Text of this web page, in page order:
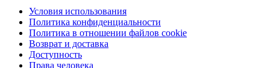
Условия использования
Политика конфиденциальности
Политика в отношении файлов cookie
Возврат и доставка
Доступность
Права человека